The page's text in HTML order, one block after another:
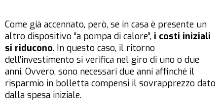
Come già accennato, però, se in casa è presente un
altro dispositivo “a pompa di calore”, i costi iniziali
si riducono. In questo caso, il ritorno
dell’investimento si verifica nel giro di uno o due
anni. Ovvero, sono necessari due anni affinché il
risparmio in bolletta compensi il sovrapprezzo dato
dalla spesa iniziale.